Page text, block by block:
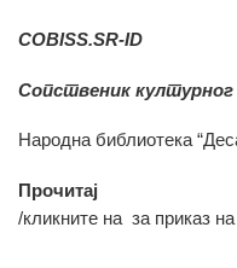
COBISS.SR-ID
Сопственик културног
Народна библиотека
Прочитај
/кликните на за приказ